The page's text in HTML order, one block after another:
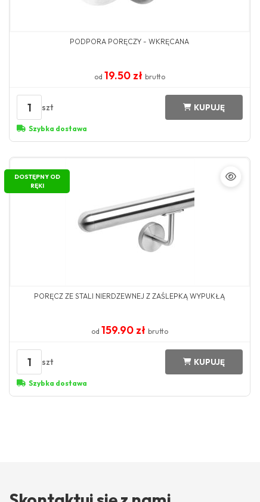
PODPORA PORĘCZY - WKRĘCANA
od 19.50 zł brutto
1 szt KUPUJĘ
Szybka dostawa
DOSTĘPNY OD
RĘKI
PORĘCZ ZE STALI NIERDZEWNEJ Z ZAŚLEPKĄ WYPUKŁĄ
od 159.90 zł brutto
1 szt KUPUJĘ
Szybka dostawa